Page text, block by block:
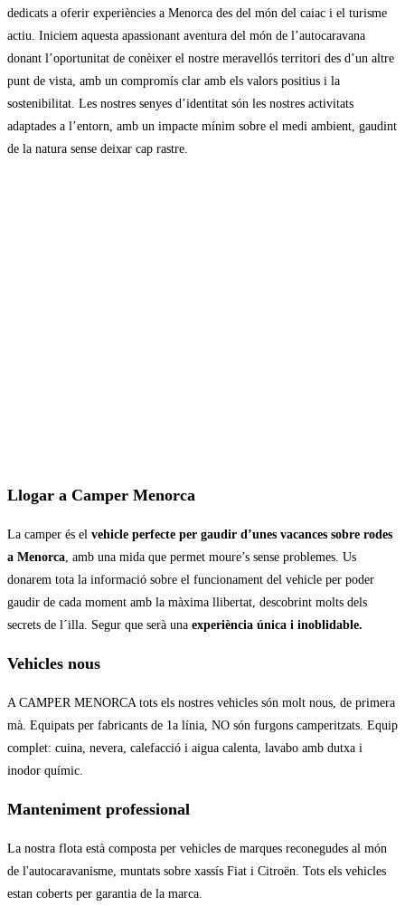
dedicats a oferir experiències a Menorca des del món del caiac i el turisme
actiu. Iniciem aquesta apassionant aventura del món de l’autocaravana
donant l’oportunitat de conèixer el nostre meravellós territori des d’un altre
punt de vista, amb un compromís clar amb els valors positius i la
sostenibilitat. Les nostres senyes d’identitat són les nostres activitats
adaptades a l’entorn, amb un impacte mínim sobre el medi ambient, gaudint
de la natura sense deixar cap rastre.
Llogar a Camper Menorca
La camper és el vehicle perfecte per gaudir d’unes vacances sobre rodes
a Menorca , amb una mida que permet moure’s sense problemes. Us
donarem tota la informació sobre el funcionament del vehicle per poder
gaudir de cada moment amb la màxima llibertat, descobrint molts dels
secrets de l´illa. Segur que serà una experiència única i inoblidable.
Vehicles nous
A CAMPER MENORCA tots els nostres vehicles són molt nous, de primera
mà. Equipats per fabricants de 1a línia, NO són ​​furgons camperitzats. Equip
complet: cuina, nevera, calefacció i aigua calenta, lavabo amb dutxa i
inodor químic.
Manteniment professional
La nostra flota està composta per vehicles de marques reconegudes al món
de l'autocaravanisme, muntats sobre xassís Fiat i Citroën. Tots els vehicles
estan coberts per garantia de la marca.